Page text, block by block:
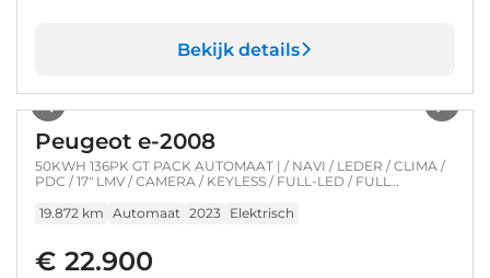
Bekijk details
Peugeot e-2008
50KWH 136PK GT PACK AUTOMAAT | / NAVI / LEDER / CLIMA /
PDC / 17" LMV / CAMERA / KEYLESS / FULL-LED / FULL
19.872 km Automaat 2023 Elektrisch
€ 22.900